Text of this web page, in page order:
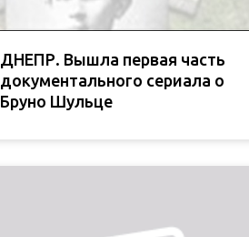
ДНЕПР. Вышла первая часть
документального сериала о
Бруно Шульце